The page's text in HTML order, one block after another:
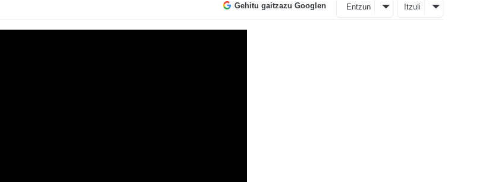
Gehitu gaitzazu Googlen Entzun Itzuli